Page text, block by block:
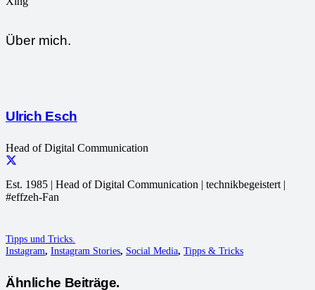
Über mich.
Ulrich Esch
Head of Digital Communication
Est. 1985 | Head of Digital Communication | technikbegeistert |
#effzeh-Fan
Tipps und Tricks.
Instagram, Instagram Stories, Social Media, Tipps & Tricks
Ähnliche Beiträge.